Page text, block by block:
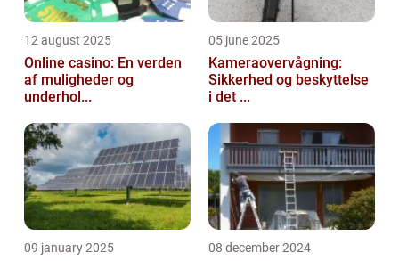
12 august 2025
Online casino: En verden
af muligheder og
underhol...
05 june 2025
Kameraovervågning:
Sikkerhed og beskyttelse
i det ...
09 january 2025 08 december 2024